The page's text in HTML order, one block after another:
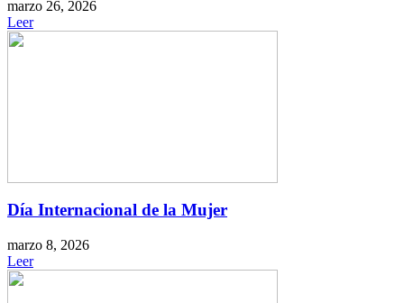
marzo 26, 2026
Leer
Día Internacional de la Mujer
marzo 8, 2026
Leer